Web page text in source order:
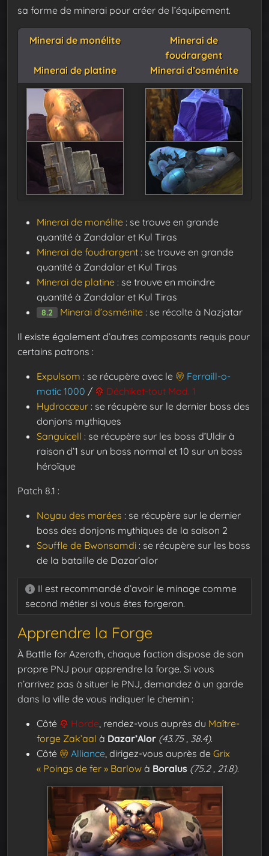
sa forme de minerai pour créer de l’équipement.
Minerai de monélite
Minerai de
foudrargent
Minerai de platine
Minerai d’osménite
Minerai de monélite : se trouve en grande
quantité à Zandalar et Kul Tiras
Minerai de foudrargent : se trouve en grande
quantité à Zandalar et Kul Tiras
Minerai de platine : se trouve en moindre
quantité à Zandalar et Kul Tiras
8.2 Minerai d’osménite : se récolte à Nazjatar
Il existe également d’autres composants requis pour
certains patrons :
Expulsom : se récupère avec le
Ferraill-o-
matic 1000 /
Déchiket-tout Mod. 1
Hydrocœur : se récupère sur le dernier boss des
donjons mythiques
Sanguicell : se récupère sur les boss d’Uldir à
raison d’1 sur un boss normal et 10 sur un boss
héroïque
Patch 8.1 :
Noyau des marées : se récupère sur le dernier
boss des donjons mythiques de la saison 2
Souffle de Bwonsamdi : se récupère sur les boss
de la bataille de Dazar’alor
Il est recommandé d’avoir le minage comme
second métier si vous êtes forgeron.
Apprendre la Forge
À Battle for Azeroth, chaque faction dispose de son
propre PNJ pour apprendre la forge. Si vous
n’arrivez pas à situer le PNJ, demandez à un garde
dans la ville de vous indiquer le chemin :
Côté Horde, rendez-vous auprès du Maître-
forge Zak’aal à Dazar’Alor (43.75 , 38.4).
Côté
Alliance, dirigez-vous auprès de Grix
« Poings de fer » Barlow à Boralus (75.2 , 21.8).